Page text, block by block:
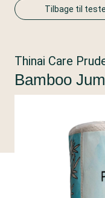
Tilbage til
Thinai Care
Bamboo